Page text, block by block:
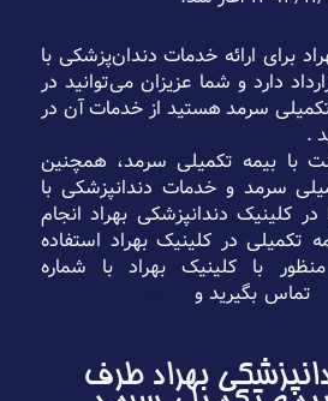
برای ارائه خدمات دندان‌پزشکی با
دارد و شما عزیزان می‌توانید در
سرمد هستید از خدمات آن در
.
با بیمه تکمیلی سرمد، همچنین
سرمد و خدمات دندانپزشکی با
کلینیک دندانپزشکی بهراد انجام
تکمیلی در کلینیک بهراد استفاده
با کلینیک بهراد با شماره
تماس بگیرید و
بهراد طرف